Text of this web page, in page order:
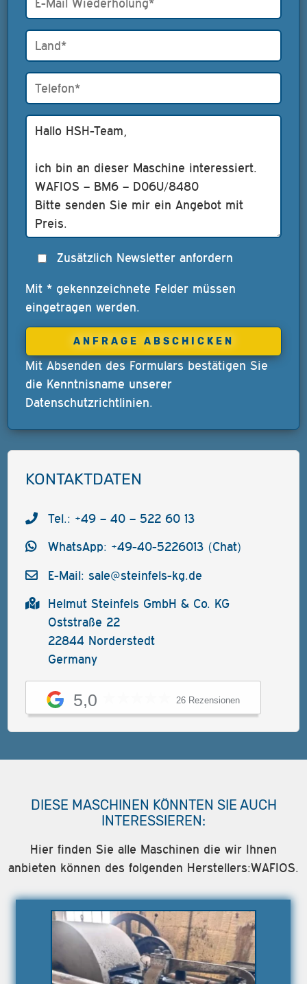
Zusätzlich Newsletter anfordern
Mit * gekennzeichnete Felder müssen
eingetragen werden.
Mit Absenden des Formulars bestätigen Sie
die Kenntnisname unserer
Datenschutzrichtlinien.
KONTAKTDATEN
Tel.: +49 – 40 – 522 60 13
WhatsApp: +49-40-5226013 (Chat)
E-Mail: sale@steinfels-kg.de
Helmut Steinfels GmbH & Co. KG
Oststraße 22
22844 Norderstedt
Germany
5,0 26 Rezensionen
DIESE MASCHINEN KÖNNTEN SIE AUCH
INTERESSIEREN:
Hier finden Sie alle Maschinen die wir Ihnen
anbieten können des folgenden Herstellers:WAFIOS.